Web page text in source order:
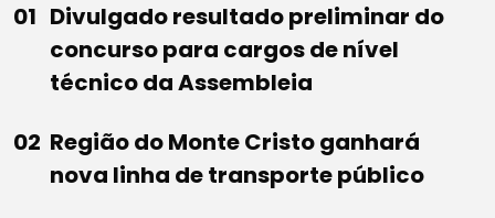
Divulgado resultado preliminar do
concurso para cargos de nível
técnico da Assembleia
Região do Monte Cristo ganhará
nova linha de transporte público